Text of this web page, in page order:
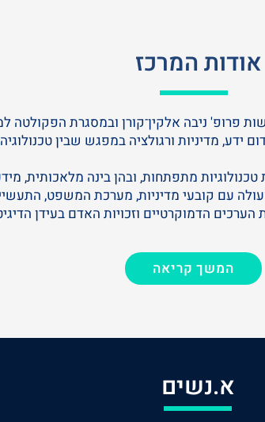
אודות המרכז
פרופ' ניבה אלקין־קורן ובמסגרת הפקולטה
ידע, מדיניות ורגולציה במפגש שבין
מתפתחות, ובהן בינה מלאכותית,
עם קובעי מדיניות, מערכת המשפט,
הדמוקרטיים וזכויות האדם בעידן
המשך קריאה
א.נשים